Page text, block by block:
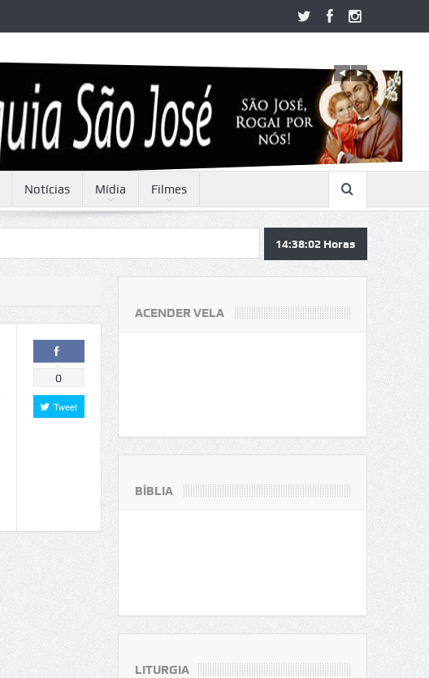
Notícias Mídia Filmes
14:38:03 Horas
Compartilhar
0
Tweet
ACENDER VELA
BÍBLIA
LITURGIA